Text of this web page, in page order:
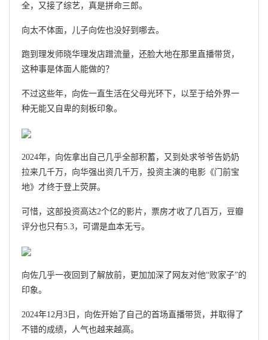
全，又接了综艺，真是拼命三郎。
向太不体面，儿子向佐也没好到哪去。
跑到理发师晓华理发店蹭流量，还脸大地在那里直播带货，
这种事是体面人能做的？
不过这些年，向佐一直生活在父母光环下，以至于给外界一
种无能又自卑的刻板印象。
2024年，向佐拿出自己几乎全部积蓄，又到处求爷爷告奶奶
拉来几千万，向华强出资几千万，投资主演的电影《门前宝
地》才终于登上荧屏。
可惜，这部投资高达2个亿的影片，票房才收了几百万，豆瓣
评分也只有5.3，可谓是血本无亏。
向佐几乎一夜回到了解放前，更加加深了网友对他“败家子”的
印象。
2024年12月3日，向佐开始了自己的首场直播带货，并取得了
不错的成绩，人气也越来越高。